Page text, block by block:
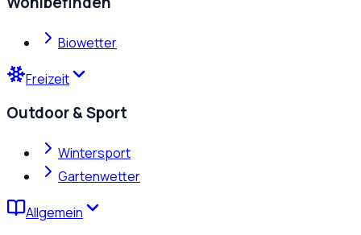
Biowetter
Freizeit
Outdoor & Sport
Wintersport
Gartenwetter
Allgemein